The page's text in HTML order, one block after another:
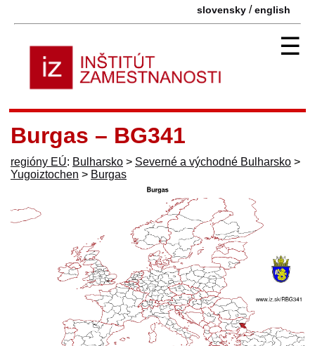
slovensky /english
☰
Burgas – BG341
regióny EÚ: Bulharsko > Severné a východné Bulharsko >
Yugoiztochen > Burgas